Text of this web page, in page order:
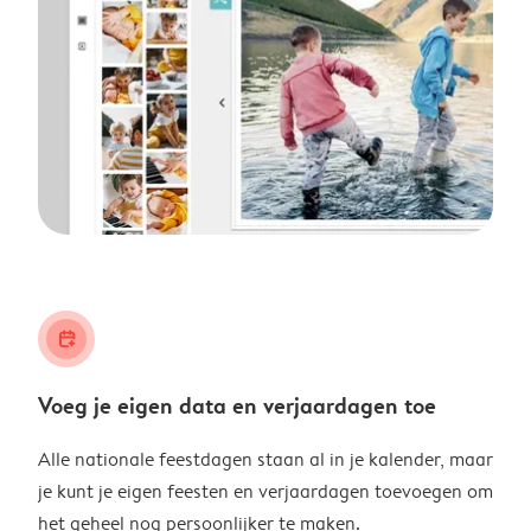
calendar_plus
Voeg je eigen data en verjaardagen toe
Alle nationale feestdagen staan al in je kalender, maar
je kunt je eigen feesten en verjaardagen toevoegen om
het geheel nog persoonlijker te maken.